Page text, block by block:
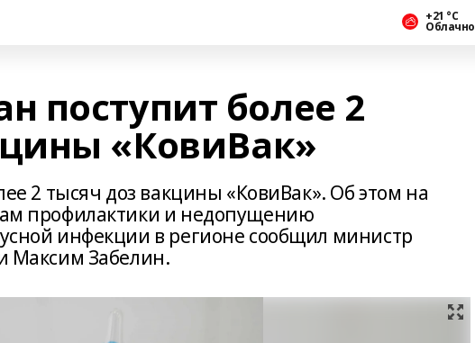
+21 °С
Облачно
поступит более 2
«КовиВак»
2 тысяч доз вакцины «КовиВак». Об этом на
профилактики и недопущению
инфекции в регионе сообщил министр
Максим Забелин.